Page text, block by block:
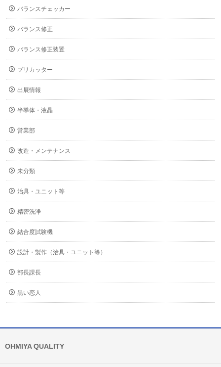
バランスチェッカー
バランス修正
バランス修正装置
プリカッター
出展情報
半導体・液晶
営業部
改造・メンテナンス
未分類
治具・ユニット等
精密洗浄
結合度試験機
設計・製作（治具・ユニット等）
部長課長
黒い恋人
OHMIYA QUALITY